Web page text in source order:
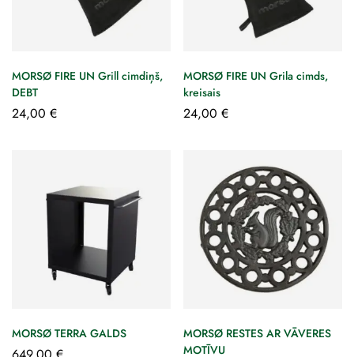
MORSØ FIRE UN Grill cimdiņš,
DEBT
24,00 €
MORSØ FIRE UN Grila cimds,
kreisais
24,00 €
MORSØ TERRA GALDS
MORSØ RESTES AR VĀVERES
MOTĪVU